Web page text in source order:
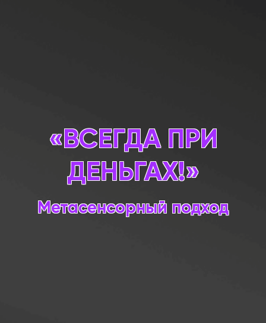
«ВСЕГДА ПРИ
ДЕНЬГАХ!»
Метасенсорный подход